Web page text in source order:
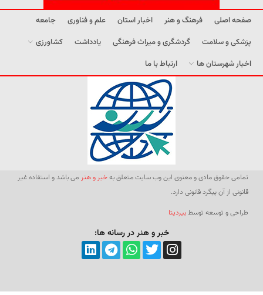
صفحه اصلی فرهنگ و هنر اخبار استان علم و فناوری
جامعه
پزشکی و سلامت
گردشگری و میراث فرهنگی یادداشت
کشاورزی
اخبار شهرستان ها
ارتباط با ما
تمامی حقوق مادی و معنوی این وب سایت متعلق بهخبر و هنر می باشد و استفاده غیر
قانونی از آن پیگرد قانونی دارد.
طراحی و توسعه توسطبیردیتا
خبر و هنر در رسانه ها: